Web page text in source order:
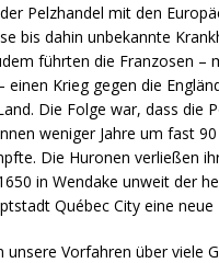
Pelzhandel mit den
bis dahin unbekannte
führten die Franzosen –
einen Krieg gegen die
Die Folge war, dass die
weniger Jahre um fast
Die Huronen verließen
in Wendake unweit der
Québec City eine neue
unsere Vorfahren über viele